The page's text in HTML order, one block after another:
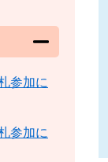
参加に
参加に